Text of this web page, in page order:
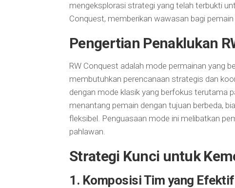
mengeksplorasi strategi yang telah terbukti
Conquest, memberikan wawasan bagi
Pengertian Penaklukan
RW Conquest adalah mode permainan yang
membutuhkan perencanaan strategis dan
dengan mode klasik yang berfokus terutama
menantang pemain dengan tujuan berbeda,
fleksibel. Penguasaan mode ini melibatkan
pahlawan.
Strategi Kunci untuk
1. Komposisi Tim yang Efektif